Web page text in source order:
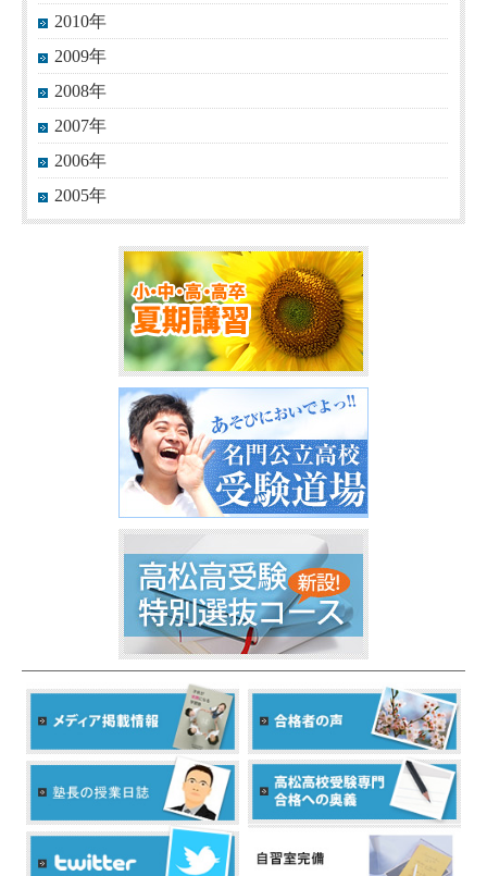
2010年
2009年
2008年
2007年
2006年
2005年